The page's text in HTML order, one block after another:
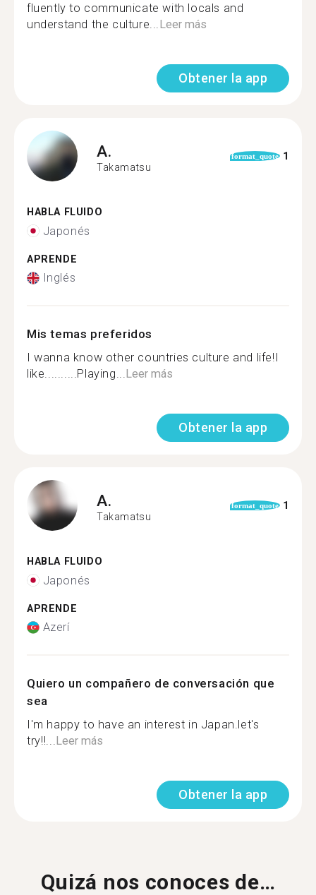
fluently to communicate with locals and
understand the culture...Leer más
Obtener la app
A.
Takamatsu
format_quote 1
HABLA FLUIDO
Japonés
APRENDE
Inglés
Mis temas preferidos
I wanna know other countries culture and life!I
like..........Playing...Leer más
Obtener la app
A.
Takamatsu
format_quote 1
HABLA FLUIDO
Japonés
APRENDE
Azerí
Quiero un compañero de conversación que
sea
I'm happy to have an interest in Japan.let's
try‼...Leer más
Obtener la app
Quizá nos conoces de…